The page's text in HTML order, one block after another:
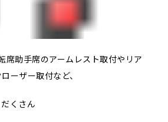
席助手席のアームレスト取付やリア
ーザー取付など、
くさん